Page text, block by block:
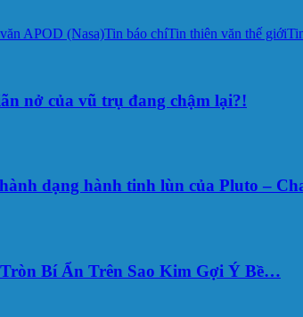
APOD (Nasa)Tin báo chíTin thiên văn thế giới
nở của vũ trụ đang chậm lại?!
dạng hành tinh lùn của Pluto –
Bí Ẩn Trên Sao Kim Gợi Ý Bề…